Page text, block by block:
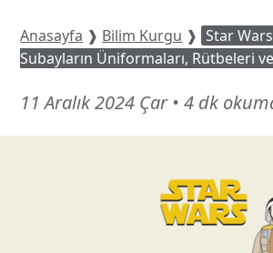
Anasayfa ❱ Bilim Kurgu ❱ Star
Subayların Üniformaları, Rütbeleri
11 Aralık 2024 Çar 2
Mayıs
• 4 dk